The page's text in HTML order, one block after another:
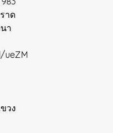
าด
า
ueZM
วง